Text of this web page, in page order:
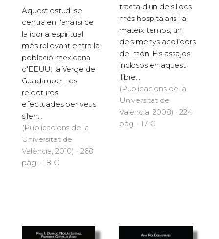
Aquest estudi se
centra en l'anàlisi de
la icona espiritual
més rellevant entre la
població mexicana
d'EEUU: la Verge de
Guadalupe. Les
relectures
efectuades per veus
silen...
(Publicacions de la
Universitat de
València, 2010) · 268
pàg. · 18 €
tracta d'un dels llocs
més hospitalaris i al
mateix temps, un
dels menys acollidors
del món. Els assajos
inclosos en aquest
llibre...
(Publicacions de la
Universitat de
València, 2008) · 224
pàg. · 17 €